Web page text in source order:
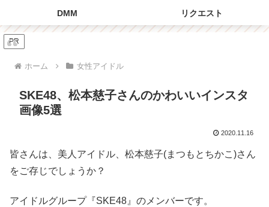
DMM リクエスト
PR
ホーム 女性アイドル
SKE48、松本慈子さんのかわいいインスタ
画像5選
2020.11.16
皆さんは、美人アイドル、松本慈子(まつもとちかこ)さん
をご存じでしょうか？
アイドルグループ『SKE48』のメンバーです。